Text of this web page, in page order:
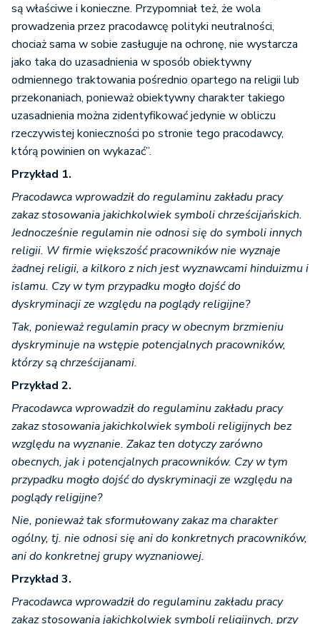
są właściwe i konieczne. Przypomniał też, że wola
prowadzenia przez pracodawcę polityki neutralności,
chociaż sama w sobie zasługuje na ochronę, nie wystarcza
jako taka do uzasadnienia w sposób obiektywny
odmiennego traktowania pośrednio opartego na religii lub
przekonaniach, ponieważ obiektywny charakter takiego
uzasadnienia można zidentyfikować jedynie w obliczu
rzeczywistej konieczności po stronie tego pracodawcy,
którą powinien on wykazać”.
Przykład 1.
Pracodawca wprowadził do regulaminu zakładu pracy
zakaz stosowania jakichkolwiek symboli chrześcijańskich.
Jednocześnie regulamin nie odnosi się do symboli innych
religii. W firmie większość pracowników nie wyznaje
żadnej religii, a kilkoro z nich jest wyznawcami hinduizmu i
islamu. Czy w tym przypadku mogło dojść do
dyskryminacji ze względu na poglądy religijne?
Tak, ponieważ regulamin pracy w obecnym brzmieniu
dyskryminuje na wstępie potencjalnych pracowników,
którzy są chrześcijanami.
Przykład 2.
Pracodawca wprowadził do regulaminu zakładu pracy
zakaz stosowania jakichkolwiek symboli religijnych bez
względu na wyznanie. Zakaz ten dotyczy zarówno
obecnych, jak i potencjalnych pracowników. Czy w tym
przypadku mogło dojść do dyskryminacji ze względu na
poglądy religijne?
Nie, ponieważ tak sformułowany zakaz ma charakter
ogólny, tj. nie odnosi się ani do konkretnych pracowników,
ani do konkretnej grupy wyznaniowej.
Przykład 3.
Pracodawca wprowadził do regulaminu zakładu pracy
zakaz stosowania jakichkolwiek symboli religijnych, przy